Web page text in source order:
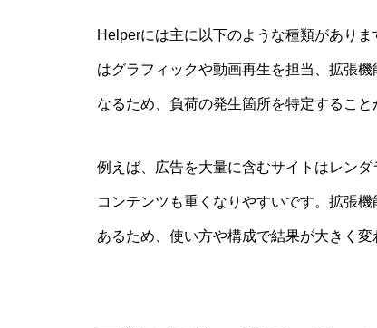
Helperには主に以下のような種類があり
はグラフィックや動画再生を担当、拡張
なるため、負荷の発生箇所を特定すること
例えば、広告を大量に含むサイトはレン
コンテンツも重くなりやすいです。拡張
あるため、使い方や構成で結果が大きく変